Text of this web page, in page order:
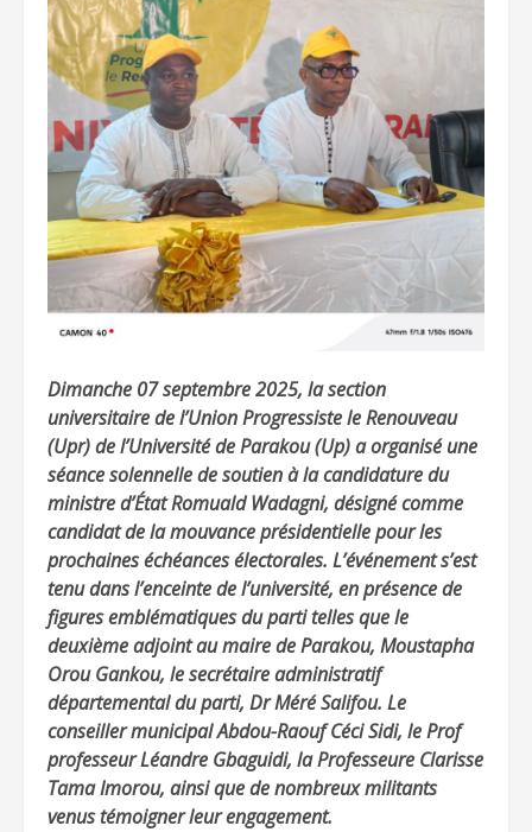
Dimanche 07 septembre 2025, la section
universitaire de l’Union Progressiste le Renouveau
(Upr) de l’Université de Parakou (Up) a organisé une
séance solennelle de soutien à la candidature du
ministre d’État Romuald Wadagni, désigné comme
candidat de la mouvance présidentielle pour les
prochaines échéances électorales. L’événement s’est
tenu dans l’enceinte de l’université, en présence de
figures emblématiques du parti telles que le
deuxième adjoint au maire de Parakou, Moustapha
Orou Gankou, le secrétaire administratif
départemental du parti, Dr Méré Salifou. Le
conseiller municipal Abdou-Raouf Céci Sidi, le Prof
professeur Léandre Gbaguidi, la Professeure Clarisse
Tama Imorou, ainsi que de nombreux militants
venus témoigner leur engagement.